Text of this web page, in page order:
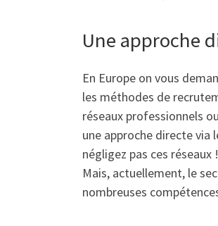
Une approche
En Europe on vous
les méthodes de
réseaux professionnels
une approche directe
négligez pas ces
Mais, actuellement, le
nombreuses